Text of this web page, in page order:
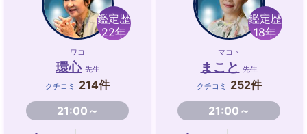
鑑定歴
22年
ワコ
環心 先生
クチコミ
214件
21:00～
鑑定歴
18年
マコト
まこと 先生
クチコミ
252件
21:00～